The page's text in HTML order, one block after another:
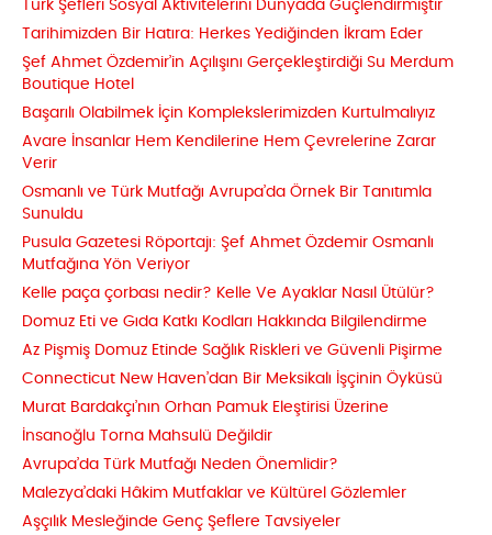
Türk Şefleri Sosyal Aktivitelerini Dünyada Güçlendirmiştir
Tarihimizden Bir Hatıra: Herkes Yediğinden İkram Eder
Şef Ahmet Özdemir’in Açılışını Gerçekleştirdiği Su Merdum
Boutique Hotel
Başarılı Olabilmek İçin Komplekslerimizden Kurtulmalıyız
Avare İnsanlar Hem Kendilerine Hem Çevrelerine Zarar
Verir
Osmanlı ve Türk Mutfağı Avrupa’da Örnek Bir Tanıtımla
Sunuldu
Pusula Gazetesi Röportajı: Şef Ahmet Özdemir Osmanlı
Mutfağına Yön Veriyor
Kelle paça çorbası nedir? Kelle Ve Ayaklar Nasıl Ütülür?
Domuz Eti ve Gıda Katkı Kodları Hakkında Bilgilendirme
Az Pişmiş Domuz Etinde Sağlık Riskleri ve Güvenli Pişirme
Connecticut New Haven’dan Bir Meksikalı İşçinin Öyküsü
Murat Bardakçı’nın Orhan Pamuk Eleştirisi Üzerine
İnsanoğlu Torna Mahsulü Değildir
Avrupa’da Türk Mutfağı Neden Önemlidir?
Malezya’daki Hâkim Mutfaklar ve Kültürel Gözlemler
Aşçılık Mesleğinde Genç Şeflere Tavsiyeler